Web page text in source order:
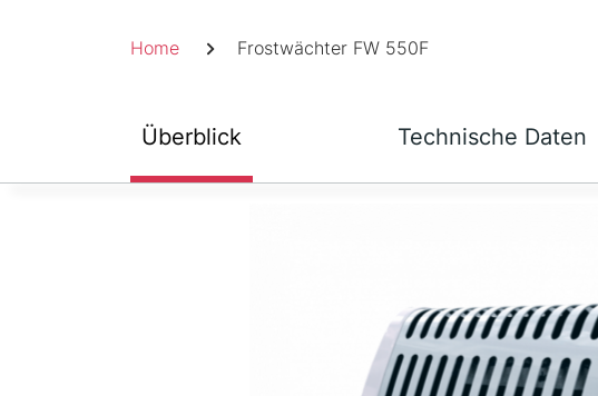
Pfadnavigation
Home Frostwächter FW 550F
Überblick Technische Daten